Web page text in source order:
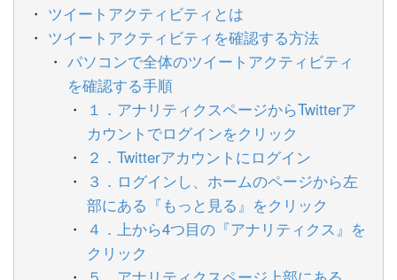
ツイートアクティビティとは
ツイートアクティビティを確認する方法
パソコンで全体のツイートアクティビティ
を確認する手順
１．アナリティクスページからTwitterア
カウントでログインをクリック
２．Twitterアカウントにログイン
３．ログインし、ホームのページから左
部にある『もっと見る』をクリック
４．上から4つ目の『アナリティクス』を
クリック
５．アナリティクスページ上部にある